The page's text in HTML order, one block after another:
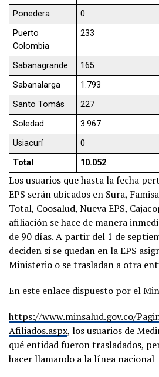
Ponedera
0
Puerto
Colombia
233
Sabanagrande 165
Sabanalarga
1.793
Santo Tomás
227
Soledad
3.967
Usiacurí
0
Total
10.052
Los usuarios que hasta la fecha
EPS serán ubicados en Sura,
Total, Coosalud, Nueva EPS,
afiliación se hace de manera
de 90 días. A partir del 1 de
deciden si se quedan en la EPS
Ministerio o se trasladan a otra
En este enlace dispuesto por el
https://www.minsalud.gov.co/
Afiliados.aspx, los usuarios de
qué entidad fueron trasladados,
hacer llamando a la línea nacional